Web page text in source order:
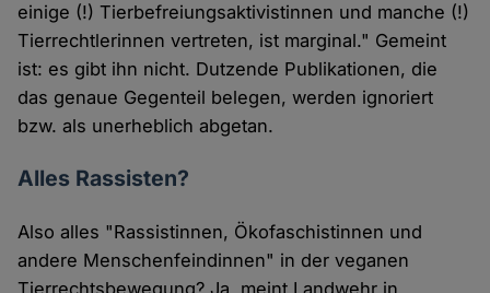
einige (!) Tierbefreiungsaktivistinnen und manche (!)
Tierrechtlerinnen vertreten, ist marginal." Gemeint
ist: es gibt ihn nicht. Dutzende Publikationen, die
das genaue Gegenteil belegen, werden ignoriert
bzw. als unerheblich abgetan.
Alles Rassisten?
Also alles "Rassistinnen, Ökofaschistinnen und
andere Menschenfeindinnen" in der veganen